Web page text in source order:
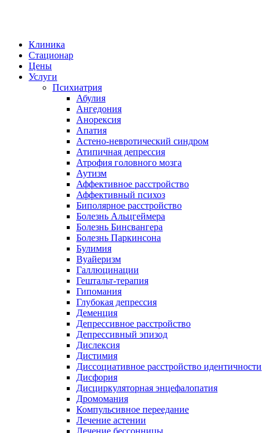
Клиника
Стационар
Цены
Услуги
Психиатрия
Абулия
Ангедония
Анорексия
Апатия
Астено-невротический синдром
Атипичная депрессия
Атрофия головного мозга
Аутизм
Аффективное расстройство
Аффективный психоз
Биполярное расстройство
Болезнь Альцгеймера
Болезнь Бинсвангера
Болезнь Паркинсона
Булимия
Вуайеризм
Галлюцинации
Гештальт-терапия
Гипомания
Глубокая депрессия
Деменция
Депрессивное расстройство
Депрессивный эпизод
Дислексия
Дистимия
Диссоциативное расстройство идентичности
Дисфория
Дисциркуляторная энцефалопатия
Дромомания
Компульсивное переедание
Лечение астении
Лечение бессонницы